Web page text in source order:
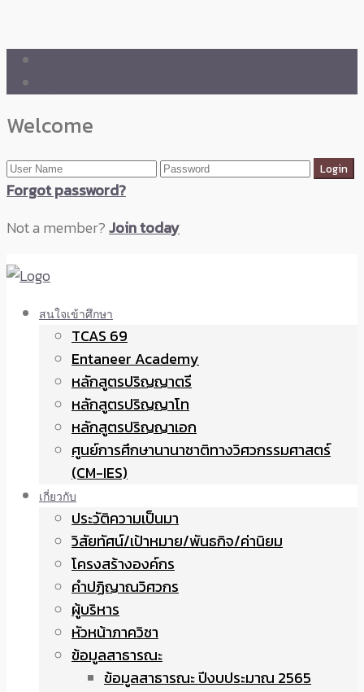
Welcome
Forgot password?
Not a member?Join today
สนใจเข้าศึกษา
TCAS 69
Entaneer Academy
หลักสูตรปริญญาตรี
หลักสูตรปริญญาโท
หลักสูตรปริญญาเอก
ศูนย์การศึกษานานาชาติทางวิศวกรรมศาสตร์
(CM-IES)
เกี่ยวกับ
ประวัติความเป็นมา
วิสัยทัศน์/เป้าหมาย/พันธกิจ/ค่านิยม
โครงสร้างองค์กร
คำปฏิญาณวิศวกร
ผู้บริหาร
หัวหน้าภาควิชา
ข้อมูลสาธารณะ
ข้อมูลสาธารณะ ปีงบประมาณ 2565